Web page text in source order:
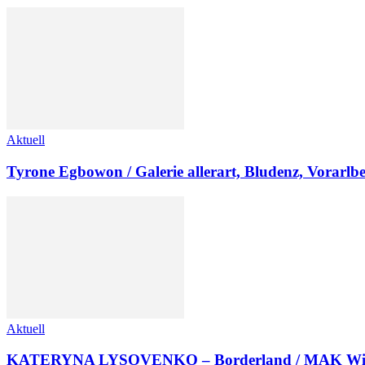
Aktuell
Tyrone Egbowon / Galerie allerart, Bludenz,
Aktuell
KATERYNA LYSOVENKO – Borderland / MAK